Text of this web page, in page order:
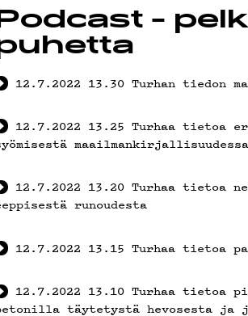
Podcast -
12.7.2022 13.30 Turhan tiedon
12.7.2022 13.25 Turhaa tietoa
maailmankirjallisuudessa
12.7.2022 13.20 Turhaa tietoa
runoudesta
12.7.2022 13.15 Turhaa tietoa
12.7.2022 13.10 Turhaa tietoa
täytetystä hevosesta ja